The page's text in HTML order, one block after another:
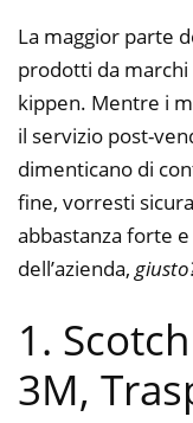
La maggior parte
prodotti da marchi
kippen. Mentre i
il servizio post-
dimenticano di
fine, vorresti
abbastanza forte
dell’azienda,
1.
3M,